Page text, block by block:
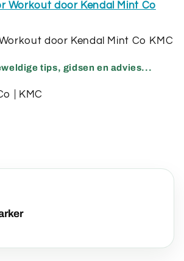
door Kendal Mint Co KMC
tips, gidsen en advies...
| KMC